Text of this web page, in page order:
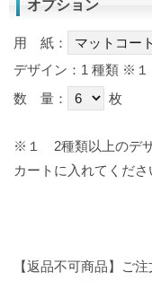
オプション
用 紙：
デザイン：1 種類 ※１
数 量：
枚
※１
2種類以上のデ
カートに入れてくださ
【返品不可商品】ご